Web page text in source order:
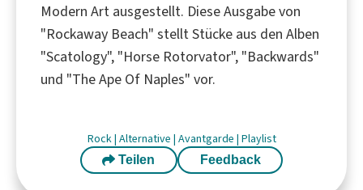
Modern Art ausgestellt. Diese Ausgabe von
"Rockaway Beach" stellt Stücke aus den Alben
"Scatology", "Horse Rotorvator", "Backwards"
und "The Ape Of Naples" vor.
Rock| Alternative | Avantgarde | Playlist
Teilen Feedback